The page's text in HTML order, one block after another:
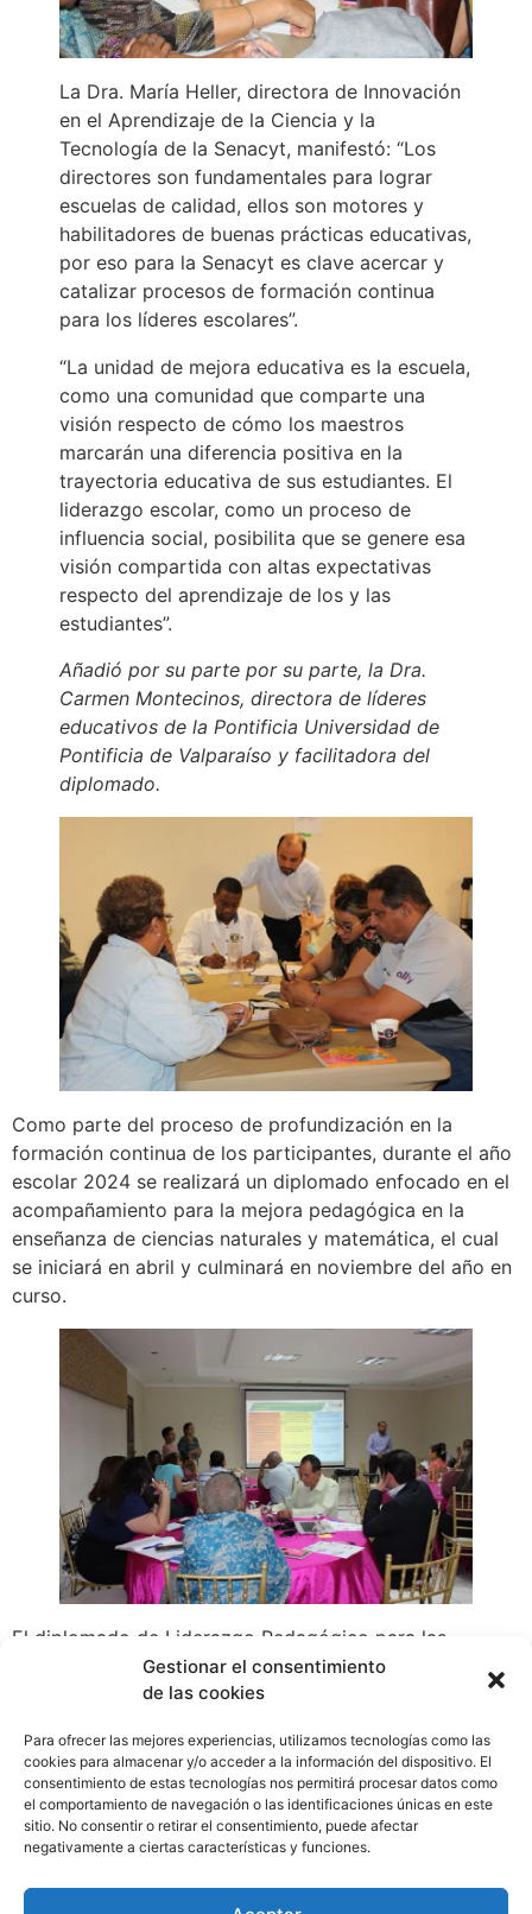
Gestionar el consentimiento
de las cookies
Para ofrecer las mejores experiencias, utilizamos tecnologías como las
cookies para almacenar y/o acceder a la información del dispositivo. El
consentimiento de estas tecnologías nos permitirá procesar datos como
el comportamiento de navegación o las identificaciones únicas en este
sitio. No consentir o retirar el consentimiento, puede afectar
negativamente a ciertas características y funciones.
La Dra. María Heller, directora de Innovación
en el Aprendizaje de la Ciencia y la
Tecnología de la Senacyt, manifestó: “Los
directores son fundamentales para lograr
escuelas de calidad, ellos son motores y
habilitadores de buenas prácticas educativas,
por eso para la Senacyt es clave acercar y
catalizar procesos de formación continua
para los líderes escolares”.
“La unidad de mejora educativa es la escuela,
como una comunidad que comparte una
visión respecto de cómo los maestros
marcarán una diferencia positiva en la
trayectoria educativa de sus estudiantes. El
liderazgo escolar, como un proceso de
influencia social, posibilita que se genere esa
visión compartida con altas expectativas
respecto del aprendizaje de los y las
estudiantes”.
Añadió por su parte por su parte, la Dra.
Carmen Montecinos, directora de líderes
educativos de la Pontificia Universidad de
Pontificia de Valparaíso y facilitadora del
diplomado.
Como parte del proceso de profundización en la
formación continua de los participantes, durante el año
escolar 2024 se realizará un diplomado enfocado en el
acompañamiento para la mejora pedagógica en la
enseñanza de ciencias naturales y matemática, el cual
se iniciará en abril y culminará en noviembre del año en
curso.
El diplomado de Liderazgo Pedagógico para las
escuelas del Programa Hagamos Ciencia se desarrolla
dentro del marco del Plan Nacional Estratégico de
de la Senacyt que tiene dentro de sus objetivos
estratégicos para el sector educativo “contribuir al
logro de una educación inclusiva, pertinente, equitativa
y de calidad”.
WhatsApp
Compartir